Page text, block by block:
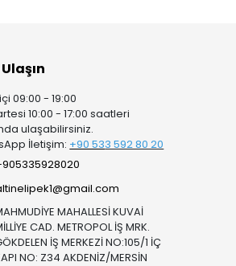
09:00 - 19:00
10:00 - 17:00 saatleri
ulaşabilirsiniz.
İletişim: +90 533 592 80 20
MAHALLESİ KUVAİ
CAD. METROPOL İŞ MRK.
İŞ MERKEZİ NO:105/1 İÇ
NO: Z34 AKDENİZ/MERSİN